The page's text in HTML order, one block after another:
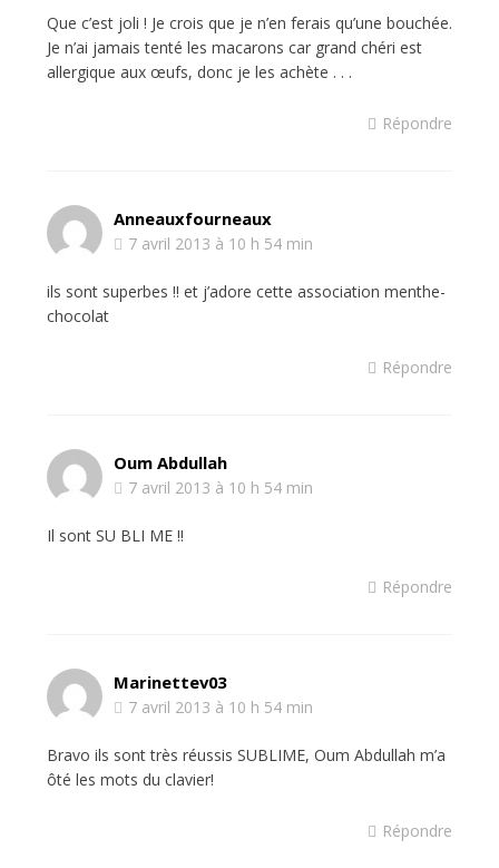
Que c’est joli ! Je crois que je n’en ferais qu’une bouchée.
Je n’ai jamais tenté les macarons car grand chéri est
allergique aux œufs, donc je les achète . . .
Répondre
Anneauxfourneaux
7 avril 2013 à 10 h 54 min
ils sont superbes !! et j’adore cette association menthe-
chocolat
Répondre
Oum Abdullah
7 avril 2013 à 10 h 54 min
Il sont SU BLI ME !!
Répondre
Marinettev03
7 avril 2013 à 10 h 54 min
Bravo ils sont très réussis SUBLIME, Oum Abdullah m’a
ôté les mots du clavier!
Répondre